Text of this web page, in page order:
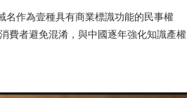
作為壹種具有商業標識功能的民事權
費者避免混淆，與中國逐年強化知識產權